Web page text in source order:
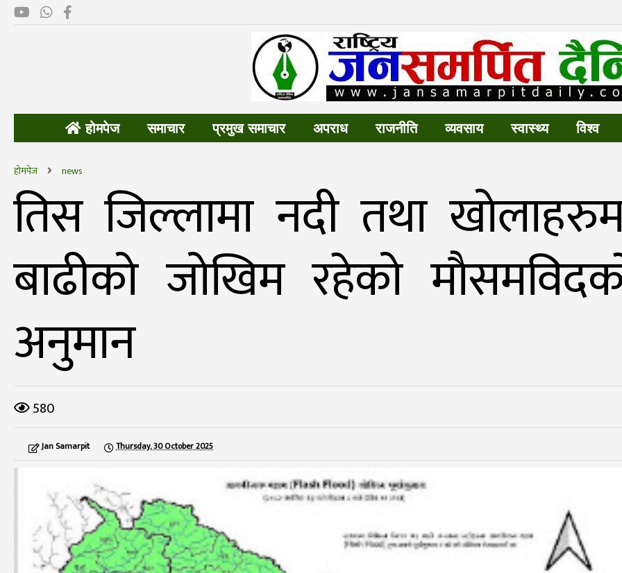
होमपेज समाचार प्रमुख समाचार अपराध राजनीति व्यवसाय स्वास्थ्य विश्व
होमपेज news
तिस जिल्लामा नदी तथा
बाढीको जोखिम रहेको
अनुमान
580
Jan Samarpit Thursday, 30 October 2025